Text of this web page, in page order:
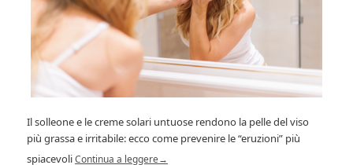
Il solleone e le creme solari untuose rendono la pelle del viso
più grassa e irritabile: ecco come prevenire le “eruzioni” più
spiacevoliContinua a leggere→